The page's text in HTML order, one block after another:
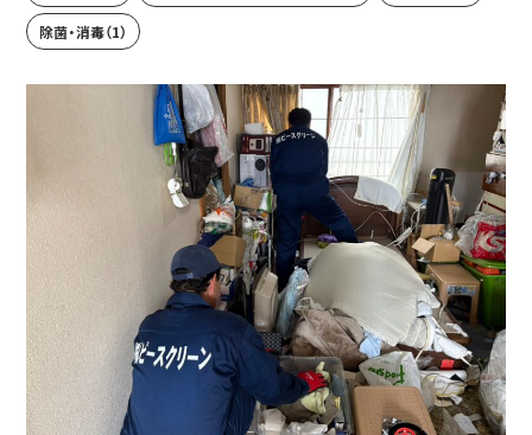
除菌・消毒（1）